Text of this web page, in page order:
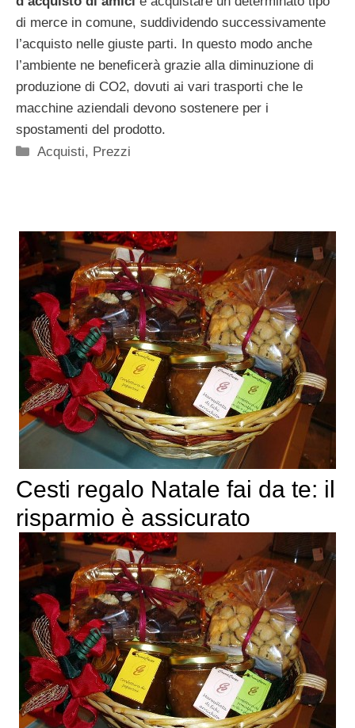
di merce in comune, suddividendo successivamente
l’acquisto nelle giuste parti. In questo modo anche
l’ambiente ne beneficerà grazie alla diminuzione di
produzione di CO2, dovuti ai vari trasporti che le
macchine aziendali devono sostenere per i
spostamenti del prodotto.
Categorie
Acquisti, Prezzi
Cesti regalo Natale fai da te: il
risparmio è assicurato